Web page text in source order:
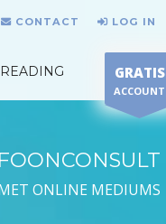
CONTACT LOG IN
GRATIS
ACCOUNT
ONLINE MEDIUMS